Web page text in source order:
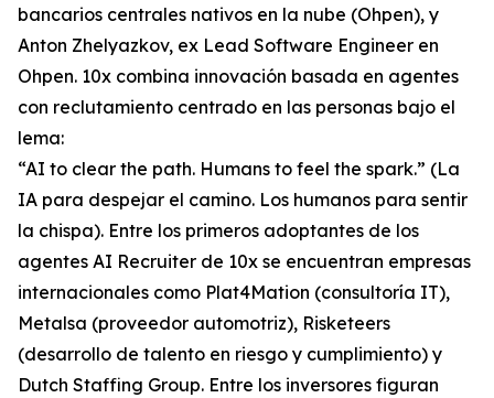
bancarios centrales nativos en la nube (Ohpen), y
Anton Zhelyazkov, ex Lead Software Engineer en
Ohpen. 10x combina innovación basada en agentes
con reclutamiento centrado en las personas bajo el
lema:
“AI to clear the path. Humans to feel the spark.” (La
IA para despejar el camino. Los humanos para sentir
la chispa). Entre los primeros adoptantes de los
agentes AI Recruiter de 10x se encuentran empresas
internacionales como Plat4Mation (consultoría IT),
Metalsa (proveedor automotriz), Risketeers
(desarrollo de talento en riesgo y cumplimiento) y
Dutch Staffing Group. Entre los inversores figuran